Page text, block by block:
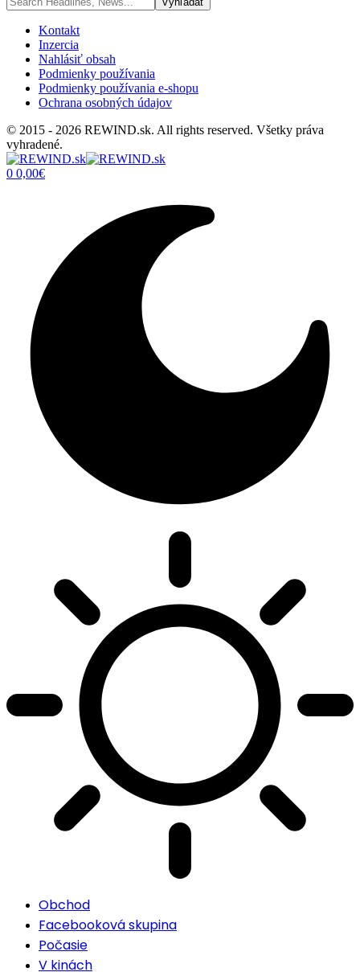
Kontakt
Inzercia
Nahlásiť obsah
Podmienky používania
Podmienky používania e-shopu
Ochrana osobných údajov
© 2015 - 2026 REWIND.sk. All rights reserved. Všetky práva
vyhradené.
0 0,00€
Obchod
Facebooková skupina
Počasie
V kinách